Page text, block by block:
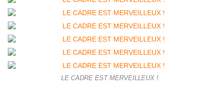
LE CADRE EST MERVEILLEUX !